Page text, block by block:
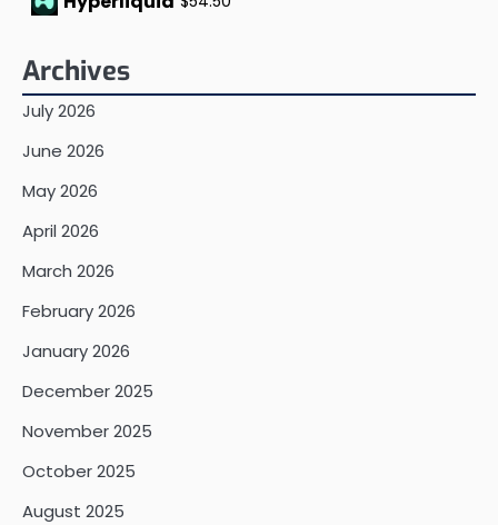
Archives
July 2026
June 2026
May 2026
April 2026
March 2026
February 2026
January 2026
December 2025
November 2025
October 2025
August 2025